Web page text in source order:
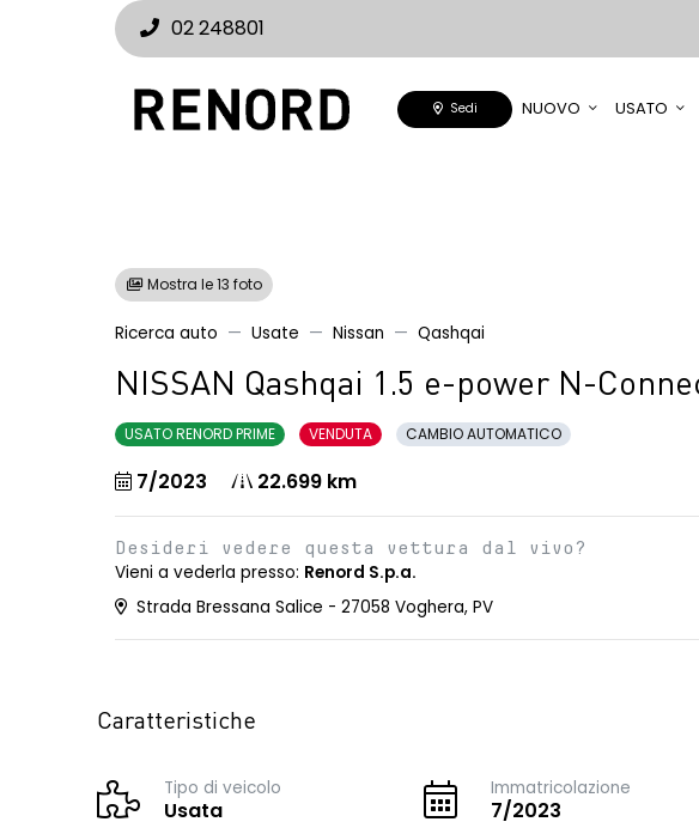
02 248801
Sedi NUOVO USATO
Mostra le 13 foto
Ricerca auto Usate Nissan Qashqai
NISSAN Qashqai 1.5 e-power N-
USATO RENORD PRIME VENDUTA CAMBIO AUTOMATICO
7/2023 22.699 km
Desideri vedere questa vettura dal vivo?
Vieni a vederla presso: Renord S.p.a.
Strada Bressana Salice - 27058 Voghera, PV
Caratteristiche
Tipo di veicolo
Usata
Immatricolazione
7/2023